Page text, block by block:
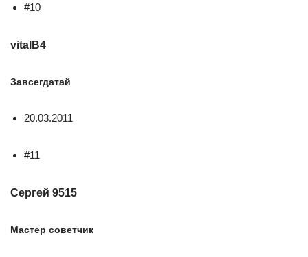
#10
vitalB4
Завсегдатай
20.03.2011
#11
Сергей 9515
Мастер советчик